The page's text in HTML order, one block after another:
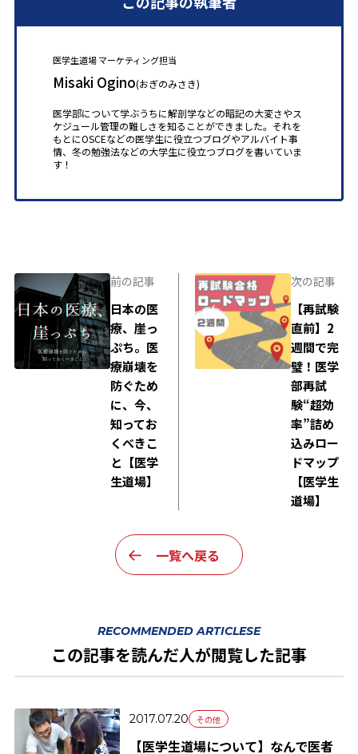
医学生道場 マーケティング担当
Misaki Ogino(おぎのみさき)
医学部について学ぶうちに解剖学などの暗記の大変さやス
ケジュール管理の難しさを知ることができました。それを
もとにOSCEなどの医学生に役立つブログやアルバイト事
情、冬の勉強法などの大学生に役立つブログを書いていま
す！
前の記事
日本の医
療、崖っ
ぷち。医
療崩壊を
防ぐため
に、今、
知ってお
くべきこ
と【医学
生道場】
次の記事
【再試験
直前】2
週間で完
璧！医学
部再試
験“超効
率”詰め
込みロー
ドマップ
【医学生
道場】
一覧へ戻る
RECOMMENDED ARTICLESE
この記事を読んだ人が閲覧した記事
2017.07.20 その他
【医学生道場について】なんで医者